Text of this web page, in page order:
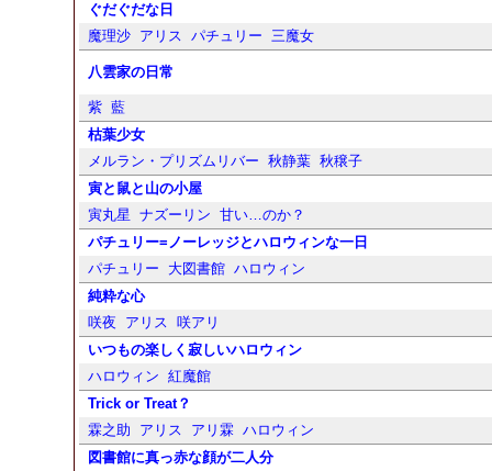
ぐだぐだな日
魔理沙 アリス パチュリー 三魔女
八雲家の日常
紫 藍
枯葉少女
メルラン・プリズムリバー
秋静葉 秋穣子
寅と鼠と山の小屋
寅丸星
ナズーリン
甘い…のか？
パチュリー=ノーレッジとハロウィンな一日
パチュリー
大図書館 ハロウィン
純粋な心
咲夜
アリス
咲アリ
いつもの楽しく寂しいハロウィン
ハロウィン
紅魔館
Trick or Treat？
霖之助
アリス アリ霖 ハロウィン
図書館に真っ赤な顔が二人分